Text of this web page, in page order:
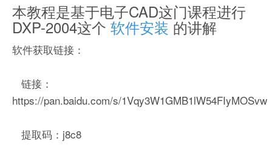
本教程是基于电子CAD这门课程进行
DXP-2004这个 软件安装 的讲解
软件获取链接：
链接：
https://pan.baidu.com/s/1Vqy3W1GMB1lW54FIyMOSvw
提取码：j8c8